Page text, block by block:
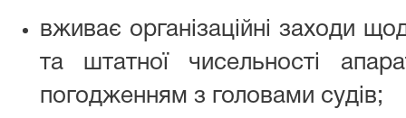
вживає організаційні заходи
та штатної чисельності
погодженням з головами судів;